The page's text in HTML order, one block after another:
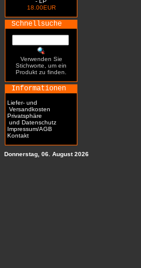
18.00EUR
Schnellsuche
Verwenden Sie
Stichworte, um ein
Produkt zu finden.
Informationen
Liefer- und
Versandkosten
Privatsphäre
und Datenschutz
Impressum/AGB
Kontakt
Donnerstag, 06. August 2026